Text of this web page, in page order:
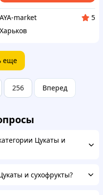
AYA-market
5
Харьков
еще
256 Вперед
Цукаты и
и сухофрукты?